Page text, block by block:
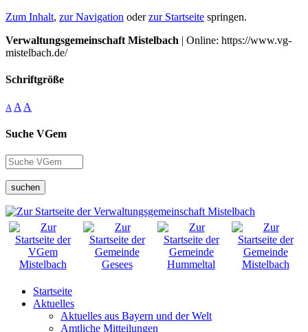
Zum Inhalt, zur Navigation oderzur Startseite springen.
Verwaltungsgemeinschaft Mistelbach | Online: https://www.vg-
mistelbach.de/
Schriftgröße
A A A
Suche VGem
suchen
Startseite
Aktuelles
Aktuelles aus Bayern und der Welt
Amtliche Mitteilungen